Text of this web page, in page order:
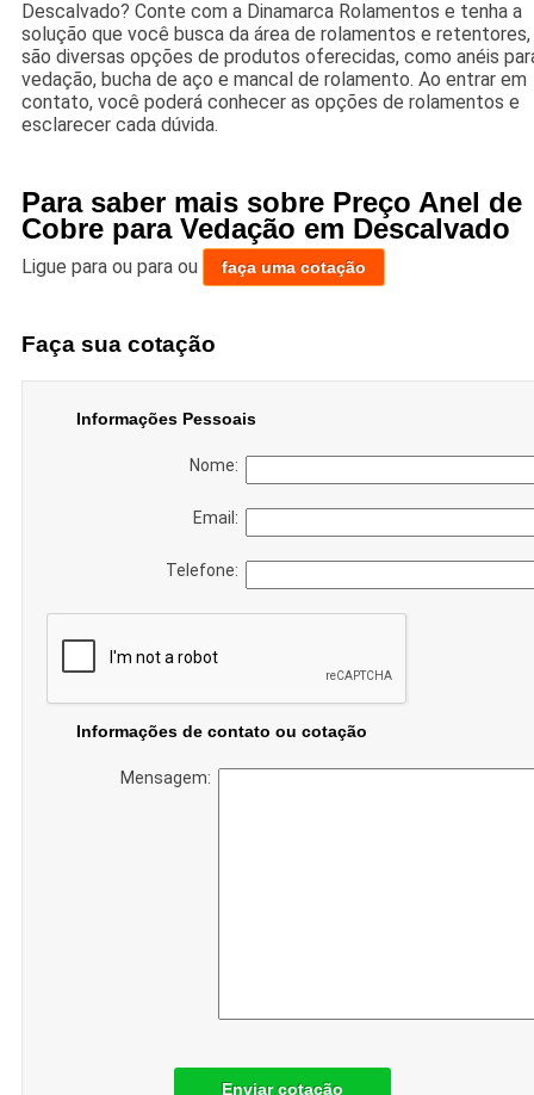
Descalvado? Conte com a Dinamarca Rolamentos e tenha a
solução que você busca da área de rolamentos e retentores,
são diversas opções de produtos oferecidas, como anéis
vedação, bucha de aço e mancal de rolamento. Ao entrar em
contato, você poderá conhecer as opções de rolamentos e
esclarecer cada dúvida.
Para saber mais sobre Preço Anel de
Cobre para Vedação em Descalvado
Ligue para ou para ou faça uma cotação
Faça sua cotação
Informações Pessoais
Nome:
Email:
Telefone:
Informações de contato ou cotação
Mensagem:
Enviar cotação